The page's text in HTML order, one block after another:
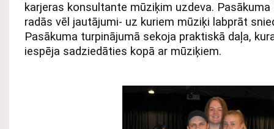
karjeras konsultante mūziķim uzdeva.
radās vēl jautājumi- uz kuriem mūziķi labprāt
Pasākuma turpinājumā sekoja praktiskā daļa,
iespēja sadziedāties kopā ar mūziķiem.